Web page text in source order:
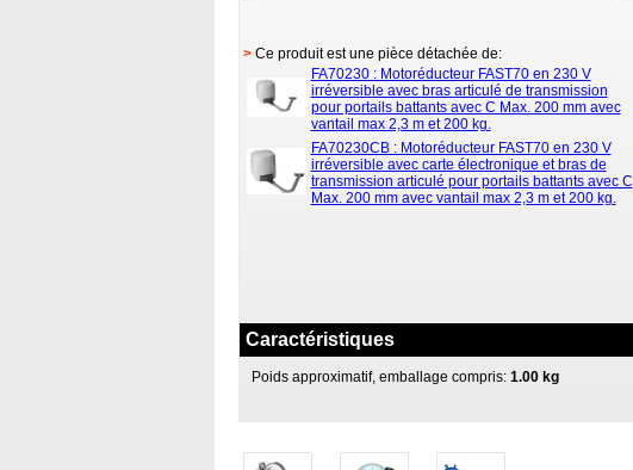
>Ce produit est une pièce détachée de:
FA70230 : Motoréducteur FAST70 en 230 V
irréversible avec bras articulé de transmission
pour portails battants avec C Max. 200 mm avec
vantail max 2,3 m et 200 kg.
FA70230CB : Motoréducteur FAST70 en 230 V
irréversible avec carte électronique et bras de
transmission articulé pour portails battants avec C
Max. 200 mm avec vantail max 2,3 m et 200 kg.
Caractéristiques
Poids approximatif, emballage compris:1.00 kg